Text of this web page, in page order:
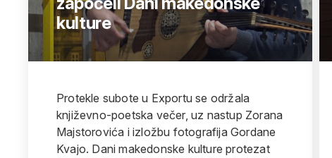
kulture
Protekle subote u Exportu se održala
književno-poetska večer, uz nastup Zorana
Majstorovića i izložbu fotografija Gordane
Kvajo. Dani makedonske kulture protezat